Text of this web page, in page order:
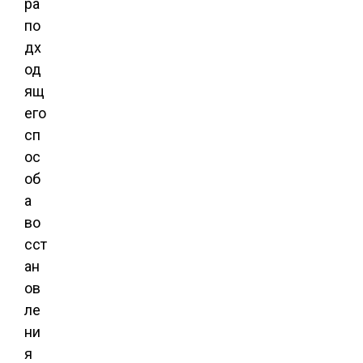
ра
по
дх
од
ящ
его
сп
ос
об
а
во
сст
ан
ов
ле
ни
я